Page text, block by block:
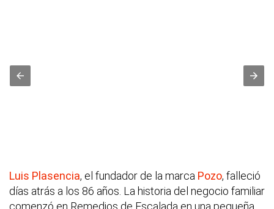
Luis Plasencia, el fundador de la marca Pozo, falleció
días atrás a los 86 años. La historia del negocio familiar
comenzó en Remedios de Escalada en una pequeña